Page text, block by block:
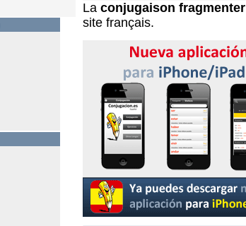
La conjugaison fragmenter
site français.